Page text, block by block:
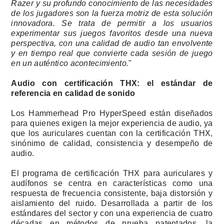
Razer y su profundo conocimiento de las necesidades
de los jugadores son la fuerza motriz de esta solución
innovadora. Se trata de permitir a los usuarios
experimentar sus juegos favoritos desde una nueva
perspectiva, con una calidad de audio tan envolvente
y en tiempo real que convierte cada sesión de juego
en un auténtico acontecimiento."
Audio con certificación THX: el estándar de
referencia en calidad de sonido
Los Hammerhead Pro HyperSpeed están diseñados
para quienes exigen la mejor experiencia de audio, ya
que los auriculares cuentan con la certificación THX,
sinónimo de calidad, consistencia y desempeño de
audio.
El programa de certificación THX para auriculares y
audífonos se centra en características como una
respuesta de frecuencia consistente, baja distorsión y
aislamiento del ruido. Desarrollada a partir de los
estándares del sector y con una experiencia de cuatro